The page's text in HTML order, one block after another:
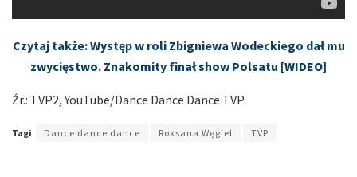
Czytaj także: Występ w roli Zbigniewa Wodeckiego dał mu
zwycięstwo. Znakomity finał show Polsatu [WIDEO]
Źr.: TVP2, YouTube/Dance Dance Dance TVP
Tagi Dance dance dance Roksana Węgiel TVP